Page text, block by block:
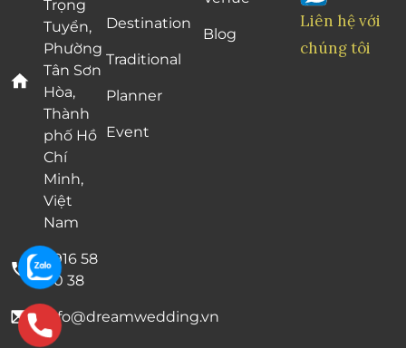
Trọng
Tuyển,
Phường
Tân Sơn
Hòa,
Thành
phố Hồ
Chí
Minh,
Việt
Nam
0916 58
00 38
info@dreamwedding.vn
Destination
Traditional
Planner
Event
Blog
Liên hệ với
chúng tôi